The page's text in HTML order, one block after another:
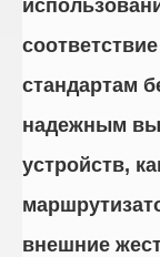
стандартам
надежным
устройств,
внешние